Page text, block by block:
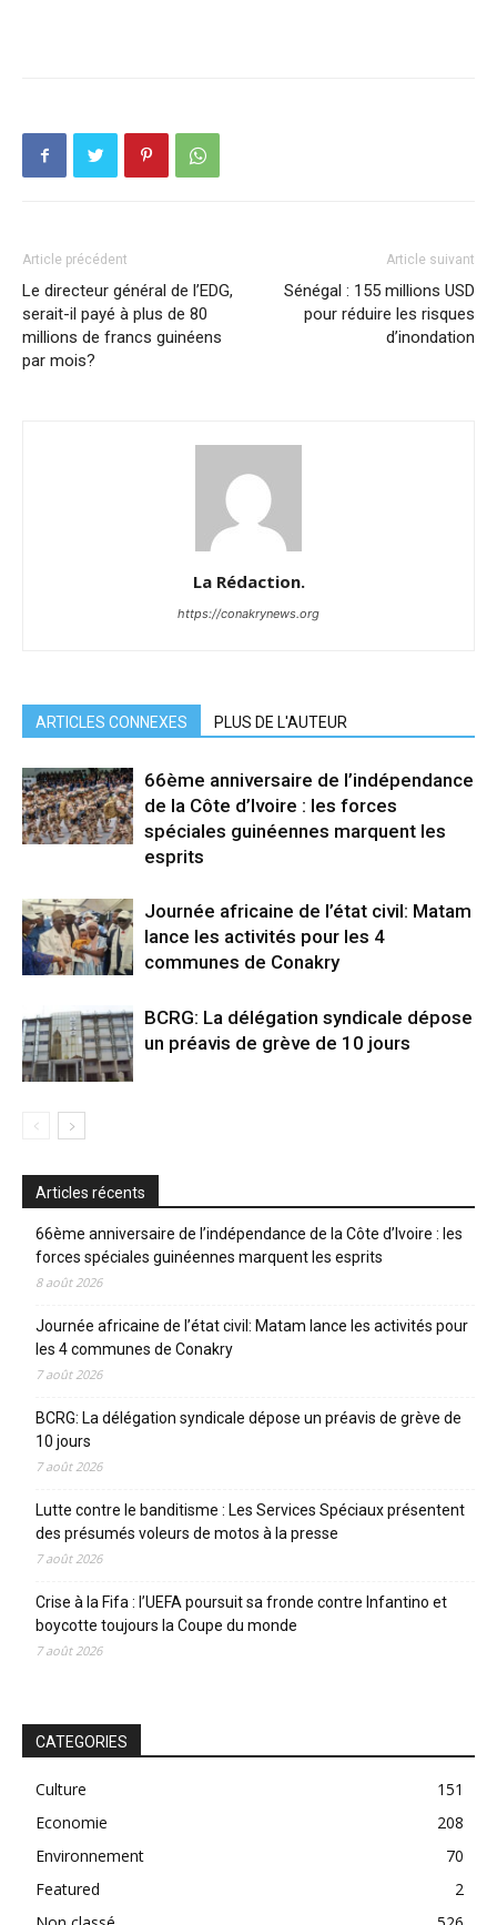
Article précédent
Le directeur général de l’EDG,
serait-il payé à plus de 80
millions de francs guinéens
par mois?
Article suivant
Sénégal : 155 millions USD
pour réduire les risques
d’inondation
La Rédaction.
https://conakrynews.org
ARTICLES CONNEXES PLUS DE L'AUTEUR
66ème anniversaire de l’indépendance
de la Côte d’Ivoire : les forces
spéciales guinéennes marquent les
esprits
Journée africaine de l’état civil: Matam
lance les activités pour les 4
communes de Conakry
BCRG: La délégation syndicale dépose
un préavis de grève de 10 jours
Articles récents
66ème anniversaire de l’indépendance de la Côte d’Ivoire : les
forces spéciales guinéennes marquent les esprits
8 août 2026
Journée africaine de l’état civil: Matam lance les activités pour
les 4 communes de Conakry
7 août 2026
BCRG: La délégation syndicale dépose un préavis de grève de
10 jours
7 août 2026
Lutte contre le banditisme : Les Services Spéciaux présentent
des présumés voleurs de motos à la presse
7 août 2026
Crise à la Fifa : l’UEFA poursuit sa fronde contre Infantino et
boycotte toujours la Coupe du monde
7 août 2026
CATEGORIES
Culture
151
Economie
208
Environnement
70
Featured
2